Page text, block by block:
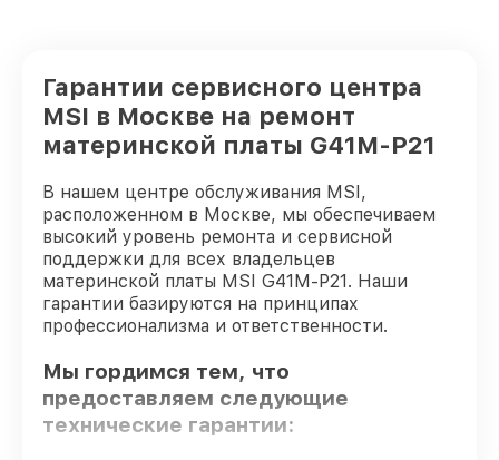
Гарантии сервисного центра
MSI в Москве на ремонт
материнской платы G41M-P21
В нашем центре обслуживания MSI,
расположенном в Москве, мы обеспечиваем
высокий уровень ремонта и сервисной
поддержки для всех владельцев
материнской платы MSI G41M-P21. Наши
гарантии базируются на принципах
профессионализма и ответственности.
Мы гордимся тем, что
предоставляем следующие
технические гарантии: